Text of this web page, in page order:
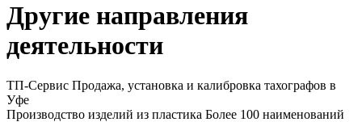
Другие направления
деятельности
ТП-Сервис Продажа, установка и калибровка тахографов в
Уфе
Производство изделий из пластика Более 100 наименований